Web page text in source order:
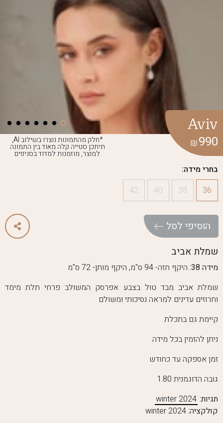
*חלק מהתמונות נוצרו בשילוב AI,
תיתכן סטייה קלה מאוד בין התמונה
למוצר, מוזמנות למדוד בסניפים
Aviv
990
₪
בחרי מידה:
36
38
40
42
הוסיפי לסל
שמלת אביב
מידה 38:
היקף חזה- 94 ס"מ, היקף מותן- 72 ס"מ
שמלת אביב מבד טול בצבע אפרסק המשולב פרחי תלת מימד
וחרוזים עדינים למראה נסיכותי ומשולם
קיימת גם בתכלת
ניתן להזמין בכל מידה
זמן אספקה עד כחודש
גובה הדוגמנית 1.80
תגיות: winter 2024
קולקציה:winter 2024